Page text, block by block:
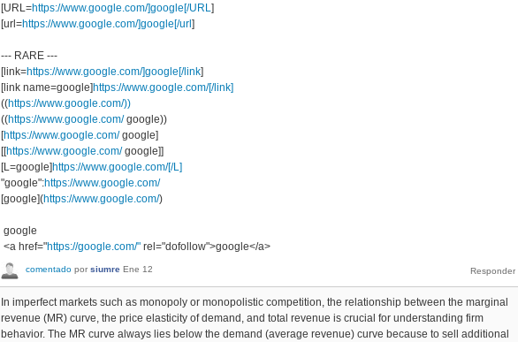
[URL=https://www.google.com/]google[/URL ]
[url=https://www.google.com/]google[/url]
--- RARE ---
[link=https://www.google.com/]google[/link]
[link name=google]https://www.google.com/[/link]
((https://www.google.com/))
((https://www.google.com/google))
[https://www.google.com/google]
[[https://www.google.com/google]]
[L=google]https://www.google.com/[/L]
"google":https://www.google.com/
[google](https://www.google.com/)
google
<a href="https://google.com/" rel="dofollow">google</a>
comentado por siumre Ene 12
In imperfect markets such as monopoly or monopolistic competition, the relationship between the marginal
revenue (MR) curve, the price elasticity of demand, and total revenue is crucial for understanding firm
behavior. The MR curve always lies below the demand (average revenue) curve because to sell additional